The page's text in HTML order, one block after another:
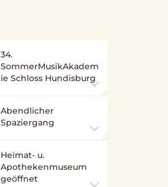
34.
SommerMusikAkadem
ie Schloss Hundisburg
Abendlicher
Spaziergang
Heimat- u.
Apothekenmuseum
geöffnet